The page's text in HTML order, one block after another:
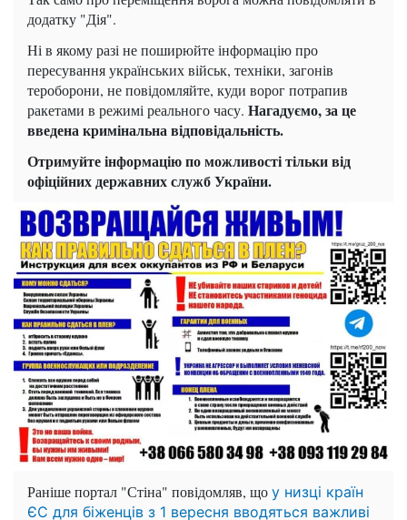
додатку "Дія".
Ні в якому разі не поширюйте інформацію про
пересування українських військ, техніки, загонів
тероборони, не повідомляйте, куди ворог потрапив
ракетами в режимі реального часу. Нагадуємо, за це
введена кримінальна відповідальність.
Отримуйте інформацію по можливості тільки від
офіційних державних служб України.
Раніше портал "Стіна" повідомляв, що у низці країн
ЄС для біженців з 1 вересня вводяться важливі